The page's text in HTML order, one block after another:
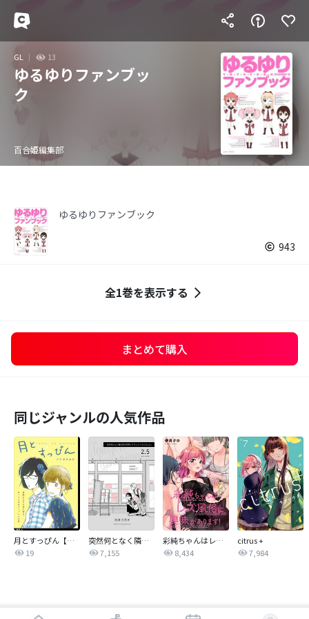
GL 13
ゆるゆりファンブッ
ク
百合姫編集部
ゆるゆりファンブック
943
全1巻を表示する
まとめて購入
同じジャンルの人気作品
月とすっぴん【単話】
19
突然何となく隣の席の同僚と…
7,155
彩純ちゃんはレズ風俗に興味があります！ 連載版
8,434
citrus +
7,984